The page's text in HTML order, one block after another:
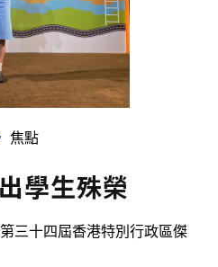
焦點
學生殊榮
三十四屆香港特別行政區傑